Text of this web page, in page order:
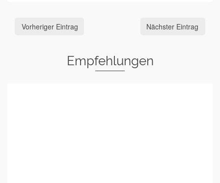
Vorheriger Eintrag Nächster Eintrag
Empfehlungen